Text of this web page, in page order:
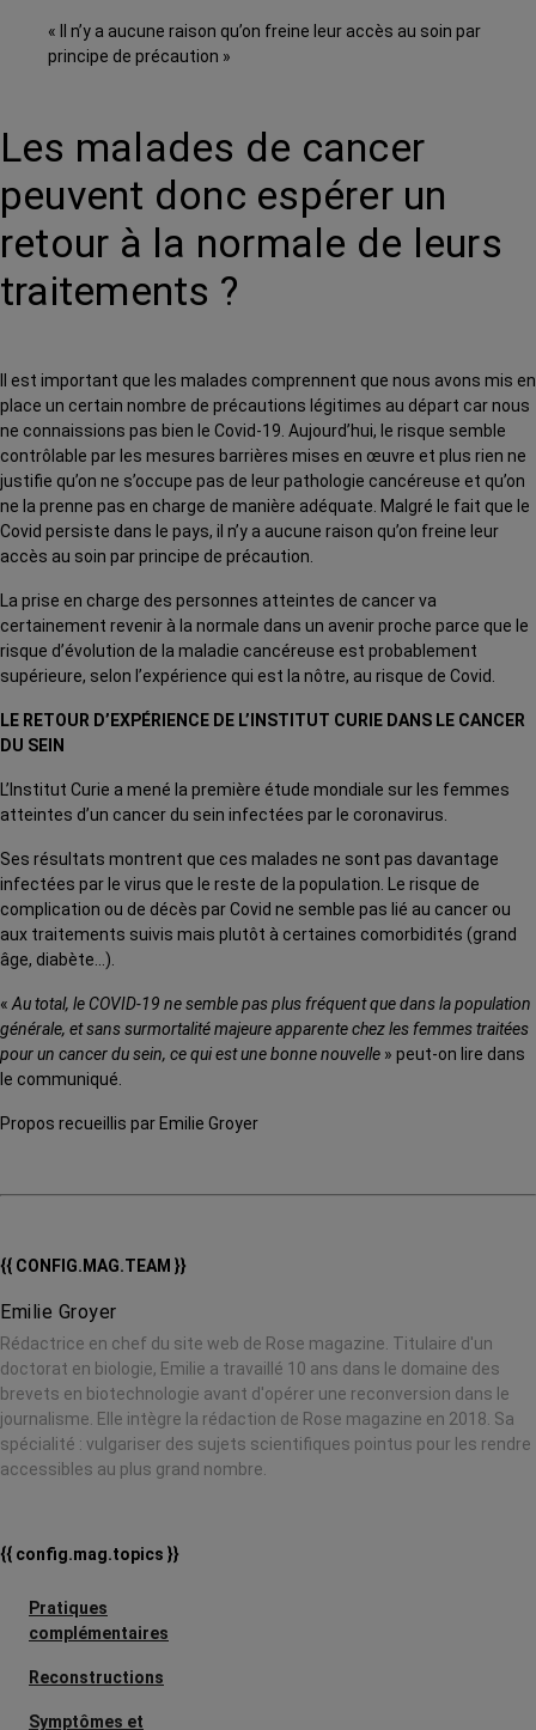
« Il n’y a aucune raison qu’on freine leur accès au soin par
principe de précaution »
Les malades de cancer
peuvent donc espérer un
retour à la normale de leurs
traitements ?
Il est important que les malades comprennent que nous avons mis en
place un certain nombre de précautions légitimes au départ car nous
ne connaissions pas bien le Covid-19. Aujourd’hui, le risque semble
contrôlable par les mesures barrières mises en œuvre et plus rien ne
justifie qu’on ne s’occupe pas de leur pathologie cancéreuse et qu’on
ne la prenne pas en charge de manière adéquate. Malgré le fait que le
Covid persiste dans le pays, il n’y a aucune raison qu’on freine leur
accès au soin par principe de précaution.
La prise en charge des personnes atteintes de cancer va
certainement revenir à la normale dans un avenir proche parce que le
risque d’évolution de la maladie cancéreuse est probablement
supérieure, selon l’expérience qui est la nôtre, au risque de Covid.
LE RETOUR D’EXPÉRIENCE DE L’INSTITUT CURIE DANS LE CANCER
DU SEIN
L’Institut Curie a mené la première étude mondiale sur les femmes
atteintes d’un cancer du sein infectées par le coronavirus.
Ses résultats montrent que ces malades ne sont pas davantage
infectées par le virus que le reste de la population. Le risque de
complication ou de décès par Covid ne semble pas lié au cancer ou
aux traitements suivis mais plutôt à certaines comorbidités (grand
âge, diabète…).
«Au total, le COVID-19 ne semble pas plus fréquent que dans la population
générale, et sans surmortalité majeure apparente chez les femmes traitées
pour un cancer du sein, ce qui est une bonne nouvelle » peut-on lire dans
le communiqué.
Propos recueillis par Emilie Groyer
{{ CONFIG.MAG.TEAM }}
Emilie Groyer
Rédactrice en chef du site web de Rose magazine. Titulaire d'un
doctorat en biologie, Emilie a travaillé 10 ans dans le domaine des
brevets en biotechnologie avant d'opérer une reconversion dans le
journalisme. Elle intègre la rédaction de Rose magazine en 2018. Sa
spécialité : vulgariser des sujets scientifiques pointus pour les rendre
accessibles au plus grand nombre.
{{ config.mag.topics }}
Pratiques
complémentaires
Reconstructions
Symptômes et